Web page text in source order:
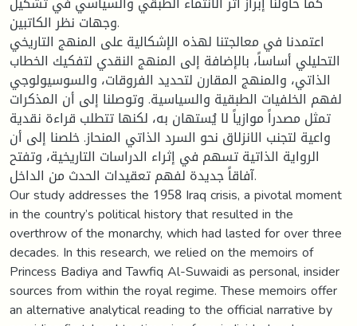
وجهات نظر الكاتبين.
اعتمدنا في معالجتنا لهذه الإشكالية على المنهج التاريخي
التحليلي أساساً، بالإضافة إلى المنهج النقدي لتفكيك الخطاب
الذاتي، والمنهج المقارن لتحديد الفروقات، والسوسيولوجي
لفهم الخلفيات الطبقية والسياسية. وتوصلنا إلى أن المذكرات
تمثل مصدراً موازياً لا يُستهان به، لكنها تتطلب قراءة نقدية
واعية لتجنب الانزلاق نحو السرد الذاتي المنحاز. خلصنا إلى أن
الرواية الذاتية تسهم في إثراء الدراسات التاريخية، وتفتح
آفاقاً جديدة لفهم تعقيدات الحدث من الداخل.
Our study addresses the 1958 Iraq crisis, a pivotal moment
in the country’s political history that resulted in the
overthrow of the monarchy, which had lasted for over three
decades. In this research, we relied on the memoirs of
Princess Badiya and Tawfiq Al-Suwaidi as personal, insider
sources from within the royal regime. These memoirs offer
an alternative analytical reading to the official narrative by